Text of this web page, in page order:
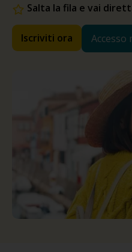
Salta la fila e vai
Iscriviti ora Accesso